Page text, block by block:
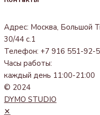
Адрес: Москва, Большой
30/44 с.1
Телефон: +7 916 551-92-
Часы работы:
каждый день 11:00-21:00
© 2024
DYMO STUDIO
✕